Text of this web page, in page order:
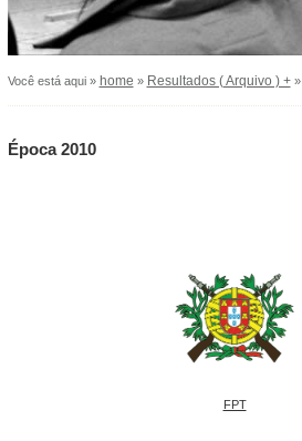
Você está aqui » home » Resultados ( Arquivo ) +»
Época 2010
FPT